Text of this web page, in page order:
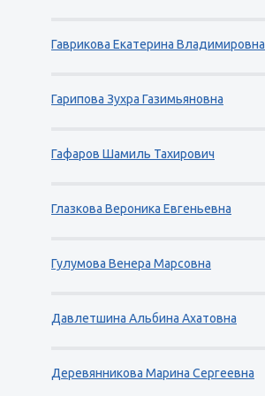
Гаврикова Екатерина Владимировна
Гарипова Зухра Газимьяновна
Гафаров Шамиль Тахирович
Глазкова Вероника Евгеньевна
Гулумова Венера Марсовна
Давлетшина Альбина Ахатовна
Деревянникова Марина Сергеевна